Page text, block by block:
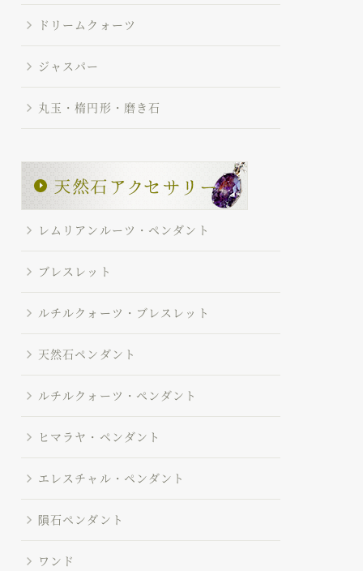
ドリームクォーツ
ジャスパー
丸玉・楕円形・磨き石
レムリアンルーツ・ペンダント
ブレスレット
ルチルクォーツ・ブレスレット
天然石ペンダント
ルチルクォーツ・ペンダント
ヒマラヤ・ペンダント
エレスチャル・ペンダント
隕石ペンダント
ワンド